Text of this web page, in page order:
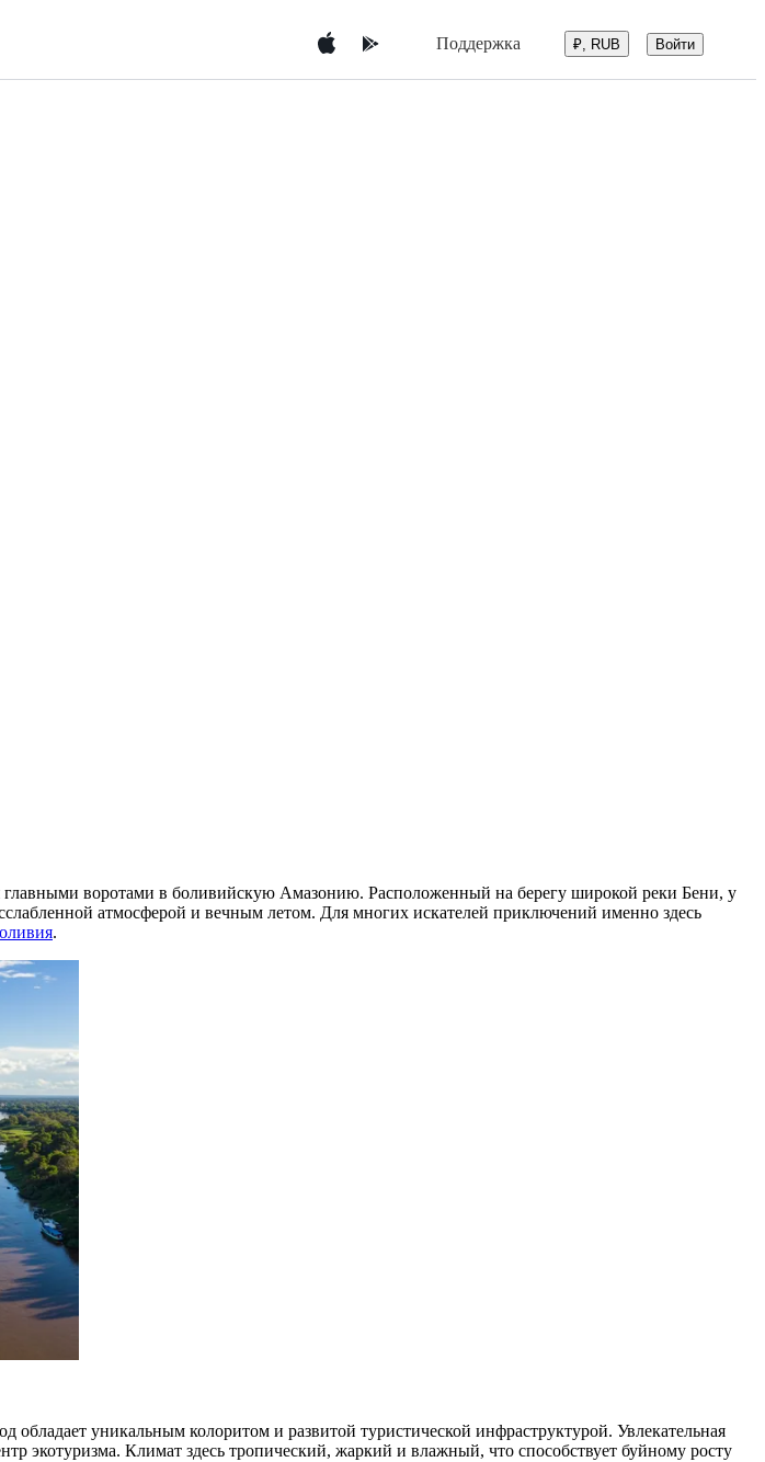
Поддержка ₽, RUB Войти
главными воротами в боливийскую Амазонию. Расположенный на берегу широкой реки Бени, у
атмосферой и вечным летом. Для многих искателей приключений именно здесь
.
уникальным колоритом и развитой туристической инфраструктурой. Увлекательная
экотуризма. Климат здесь тропический, жаркий и влажный, что способствует буйному росту